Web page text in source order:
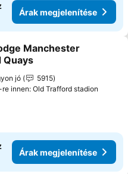
Árak megjelenítése
a kedvencekhez
Manchester
Quays
jó
5915
re innen: Old Trafford stadion
Árak megjelenítése